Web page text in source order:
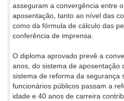
asseguram a convergência entre
aposentação, tanto ao nível das
como da fórmula de cálculo das
conferência de imprensa.
O diploma aprovado prevê a
anos, do sistema de aposentação
sistema de reforma da segurança
funcionários públicos passam a
idade e 40 anos de carreira